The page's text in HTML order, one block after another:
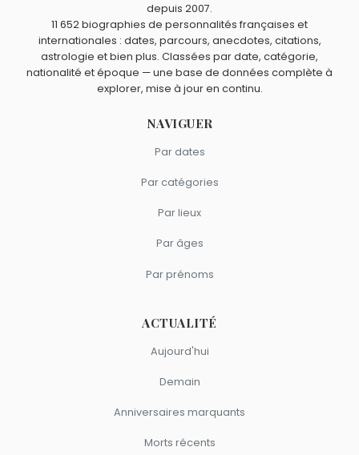
Antoine Lavoisier Alain Rey,Irène Joliot-Curie
Axel Kahn
Ernest Rutherfordsont du signe Vierge.
depuis 2007.
11 652 biographies de personnalités françaises et
internationales : dates, parcours, anecdotes, citations,
astrologie et bien plus. Classées par date, catégorie,
nationalité et époque — une base de données complète à
explorer, mise à jour en continu.
NAVIGUER
Par dates
Par catégories
Par lieux
Par âges
Par prénoms
ACTUALITÉ
Aujourd'hui
Demain
Anniversaires marquants
Morts récents